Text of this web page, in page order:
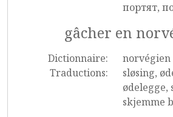
портят,
gâcher en
Dictionnaire:
norvégien
Traductions:
sløsing,
ødelegge,
skjemme